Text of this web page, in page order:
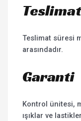
Teslimat süresi
arasındadır.
Garanti
Kontrol ünitesi,
ışıklar ve